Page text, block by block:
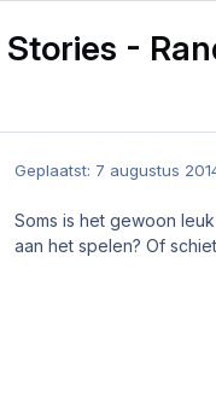
-
Geplaatst: 7 augustus
Soms is het gewoon
aan het spelen? Of